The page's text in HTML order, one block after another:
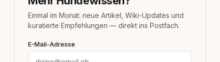
Einmal im Monat: neue Artikel, Wiki-Updates und
kuratierte Empfehlungen — direkt ins Postfach.
E-Mail-Adresse